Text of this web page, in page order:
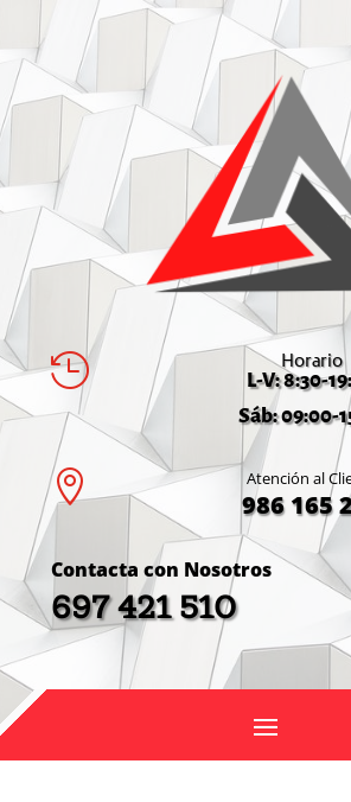
 Horario
L-V: 8:30-
Sáb: 09:00-
 Atención al
986 165
Contacta con Nosotros
697 421 510